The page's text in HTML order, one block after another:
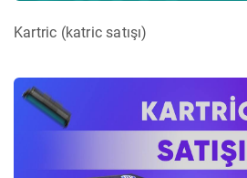
Kartric (katric satışı)